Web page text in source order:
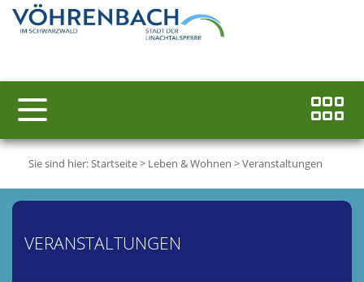
Sie sind hier:Startseite> Leben & Wohnen >Veranstaltungen
VERANSTALTUNGEN